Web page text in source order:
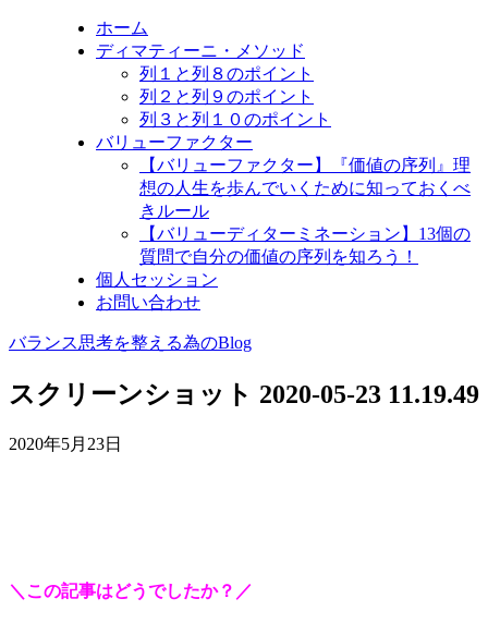
ホーム
ディマティーニ・メソッド
列１と列８のポイント
列２と列９のポイント
列３と列１０のポイント
バリューファクター
【バリューファクター】『価値の序列』理
想の人生を歩んでいくために知っておくべ
きルール
【バリューディターミネーション】13個の
質問で自分の価値の序列を知ろう！
個人セッション
お問い合わせ
バランス思考を整える為のBlog
スクリーンショット 2020-05-23 11.19.49
2020年5月23日
＼この記事はどうでしたか？／